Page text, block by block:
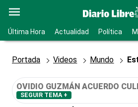
Última Hora Actualidad Política
Portada Videos Mundo
OVIDIO GUZMÁN ACUERDO
SEGUIR TEMA +